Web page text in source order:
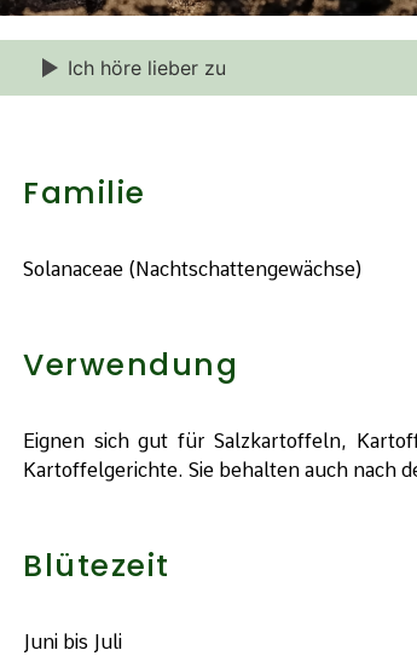
Ich höre lieber zu
Familie
Solanaceae (Nachtschattengewächse)
Verwendung
Eignen sich gut für Salzkartoffeln,
Kartoffelgerichte. Sie behalten auch nach
Blütezeit
Juni bis Juli